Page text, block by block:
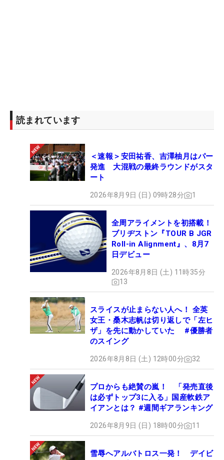
読まれています
＜速報＞安田祐香、吉澤柚月はパー
発進 大混戦の最終ラウンドがスタ
ート
2026年8月9日 (日) 09時28分 1
全周アライメントを初搭載！
ブリヂストン『TOUR B JGR
Roll-in Alignment』、8月7
日デビュー
2026年8月8日 (土) 11時35分
13
スライスが止まらない人へ！ 全英
女王・桑木志帆は切り返しで「左ヒ
ザ」を先に動かしていた #優勝者
のスイング
2026年8月8日 (土) 12時00分 32
プロからも絶賛の嵐！ 「発売直後
は必ずトップ3に入る」国産軟鉄ア
イアンとは？ #週間ギアランキング
2026年8月9日 (日) 18時00分 11
雪辱へアルバトロス一発！ デイビ